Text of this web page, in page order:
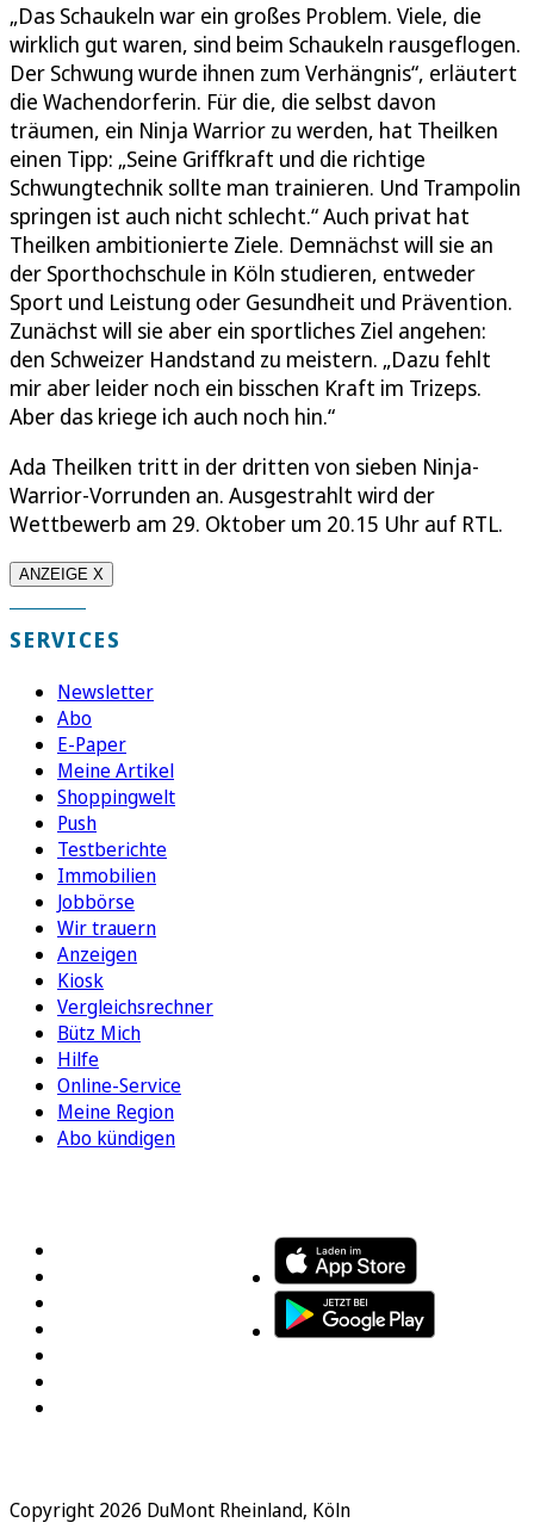
„Das Schaukeln war ein großes Problem. Viele, die
wirklich gut waren, sind beim Schaukeln rausgeflogen.
Der Schwung wurde ihnen zum Verhängnis“, erläutert
die Wachendorferin. Für die, die selbst davon
träumen, ein Ninja Warrior zu werden, hat Theilken
einen Tipp: „Seine Griffkraft und die richtige
Schwungtechnik sollte man trainieren. Und Trampolin
springen ist auch nicht schlecht.“ Auch privat hat
Theilken ambitionierte Ziele. Demnächst will sie an
der Sporthochschule in Köln studieren, entweder
Sport und Leistung oder Gesundheit und Prävention.
Zunächst will sie aber ein sportliches Ziel angehen:
den Schweizer Handstand zu meistern. „Dazu fehlt
mir aber leider noch ein bisschen Kraft im Trizeps.
Aber das kriege ich auch noch hin.“
Ada Theilken tritt in der dritten von sieben Ninja-
Warrior-Vorrunden an. Ausgestrahlt wird der
Wettbewerb am 29. Oktober um 20.15 Uhr auf RTL.
ANZEIGE X
SERVICES
Newsletter
Abo
E-Paper
Meine Artikel
Shoppingwelt
Push
Testberichte
Immobilien
Jobbörse
Wir trauern
Anzeigen
Kiosk
Vergleichsrechner
Bütz Mich
Hilfe
Online-Service
Meine Region
Abo kündigen
Copyright 2026 DuMont Rheinland, Köln